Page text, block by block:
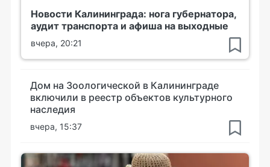
Новости Калининграда: нога губернатора,
аудит транспорта и афиша на выходные
вчера, 20:21
Дом на Зоологической в Калининграде
включили в реестр объектов культурного
наследия
вчера, 15:37